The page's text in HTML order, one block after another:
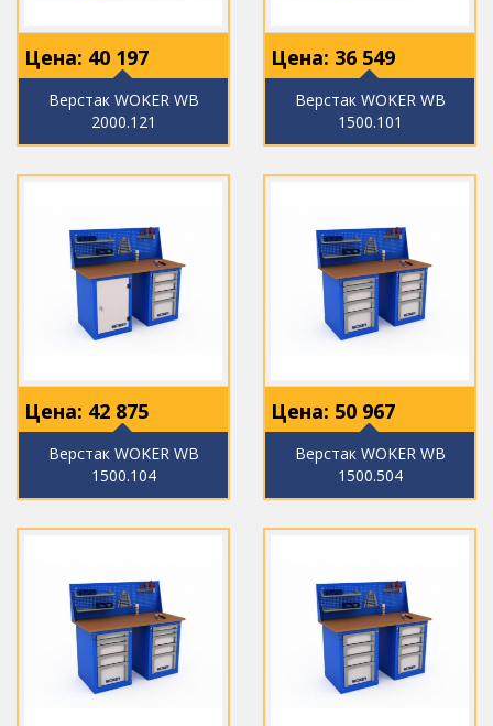
Цена: 40 197
Верстак WOKER WB
2000.121
Цена: 36 549
Верстак WOKER WB
1500.101
Цена: 42 875
Верстак WOKER WB
1500.104
Цена: 50 967
Верстак WOKER WB
1500.504